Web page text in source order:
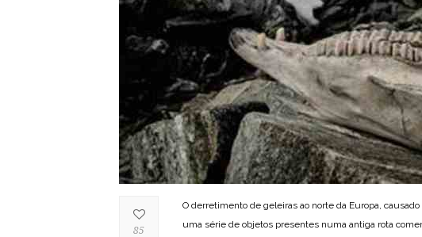
O derretimento de geleiras ao norte da Europa,
uma série de objetos presentes numa antiga rota
85